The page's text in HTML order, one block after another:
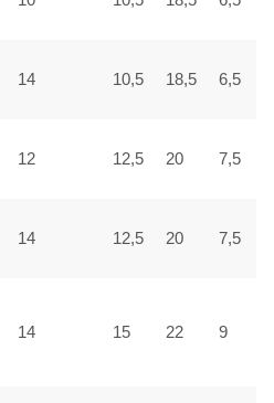
14 10,5 18,5 6,5
12 12,5 20 7,5
14 12,5 20 7,5
14 15 22 9